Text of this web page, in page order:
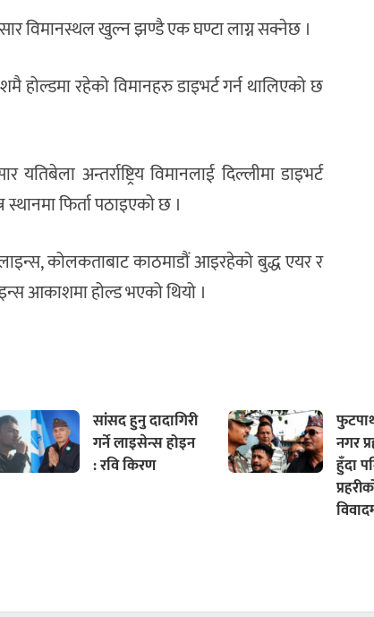
विमानस्थल खुल्न झण्डै एक घण्टा लाग्न सक्नेछ ।
रहेको विमानहरु डाइभर्ट गर्न थालिएको छ
अन्तर्राष्ट्रिय विमानलाई दिल्लीमा डाइभर्ट
फिर्ता पठाइएको छ ।
कोलकताबाट काठमाडौं आइरहेको बुद्ध एयर र
आकाशमा होल्ड भएको थियो ।
सांसद हुनु दादागिरी
गर्ने लाइसेन्स होइन
: रवि किरण
नगर
हुँदा